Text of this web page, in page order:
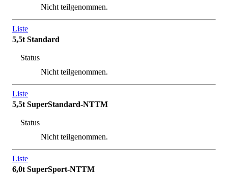
Nicht teilgenommen.
Liste
5,5t Standard
Status
Nicht teilgenommen.
Liste
5,5t SuperStandard-NTTM
Status
Nicht teilgenommen.
Liste
6,0t SuperSport-NTTM